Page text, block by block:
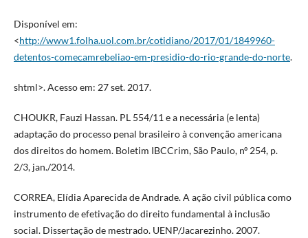
Disponível em:
<http://www1.folha.uol.com.br/cotidiano/2017/01/1849960-
detentos-comecamrebeliao-em-presidio-do-rio-grande-do-norte.
shtml>. Acesso em: 27 set. 2017.
CHOUKR, Fauzi Hassan. PL 554/11 e a necessária (e lenta)
adaptação do processo penal brasileiro à convenção americana
dos direitos do homem. Boletim IBCCrim, São Paulo, nº 254, p.
2/3, jan./2014.
CORREA, Elídia Aparecida de Andrade. A ação civil pública como
instrumento de efetivação do direito fundamental à inclusão
social. Dissertação de mestrado. UENP/Jacarezinho. 2007.